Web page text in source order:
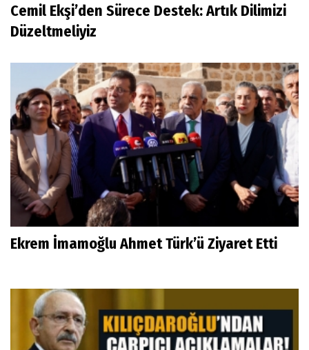
Cemil Ekşi’den Sürece Destek: Artık Dilimizi
Düzeltmeliyiz
Ekrem İmamoğlu Ahmet Türk’ü Ziyaret Etti